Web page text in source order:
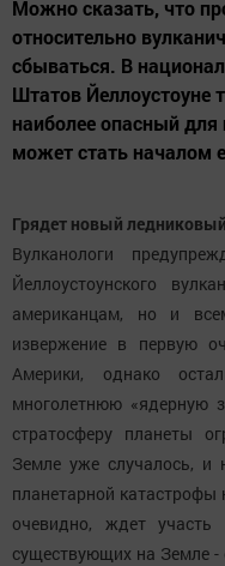
Можно сказать, что
относительно
сбываться. В
Штатов
наиболее опасный
может стать началом
Грядет новый
Вулканологи
Йеллоустоунского
американцам, но и
извержение в первую
Америки, однако
многолетнюю «ядерную
стратосферу планеты
Земле уже случалось, и
планетарной катастрофы
очевидно, ждет участь
существующих на Земле -